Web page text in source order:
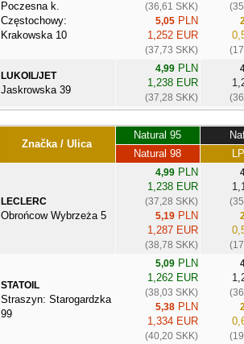
Poczesna k.
Częstochowy:
Krakowska 10
(36,61 SKK)
5,05PLN
1,252 EUR
(37,73 SKK)
LUKOIL/JET
Jaskrowska 39
4,99PLN
1,238 EUR
(37,28 SKK)
Značka / Ulica
Natural 95
Natural 98
LECLERC
Obrońcow Wybrzeża 5
4,99PLN
1,238 EUR
(37,28 SKK)
5,19PLN
1,287 EUR
(38,78 SKK)
STATOIL
Straszyn: Starogardzka
99
5,09PLN
1,262 EUR
(38,03 SKK)
5,38PLN
1,334 EUR
(40,20 SKK)